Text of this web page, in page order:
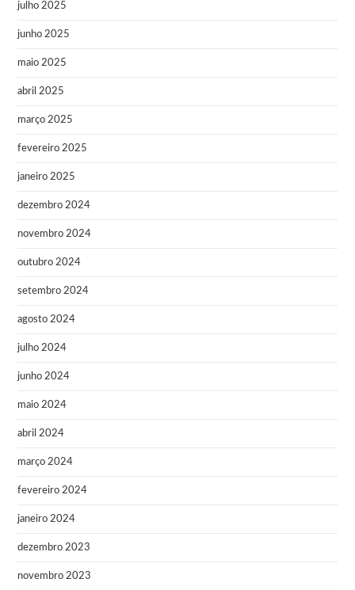
julho 2025
junho 2025
maio 2025
abril 2025
março 2025
fevereiro 2025
janeiro 2025
dezembro 2024
novembro 2024
outubro 2024
setembro 2024
agosto 2024
julho 2024
junho 2024
maio 2024
abril 2024
março 2024
fevereiro 2024
janeiro 2024
dezembro 2023
novembro 2023